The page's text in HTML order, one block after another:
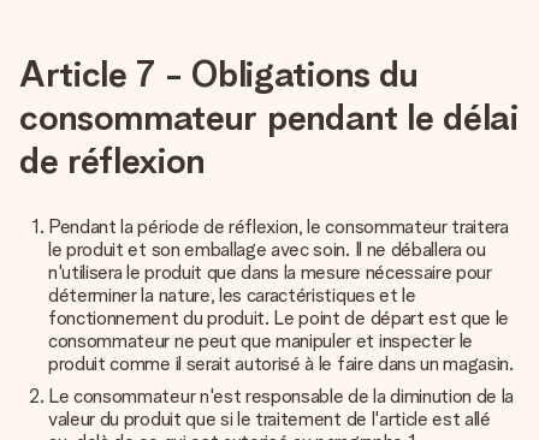
Article 7 - Obligations du
consommateur pendant le délai
de réflexion
Pendant la période de réflexion, le consommateur traitera
le produit et son emballage avec soin. Il ne déballera ou
n'utilisera le produit que dans la mesure nécessaire pour
déterminer la nature, les caractéristiques et le
fonctionnement du produit. Le point de départ est que le
consommateur ne peut que manipuler et inspecter le
produit comme il serait autorisé à le faire dans un magasin.
Le consommateur n'est responsable de la diminution de la
valeur du produit que si le traitement de l'article est allé